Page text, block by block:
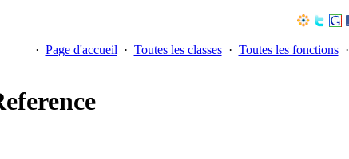
· Page d'accueil · Toutes les classes· Toutes les fonctions·